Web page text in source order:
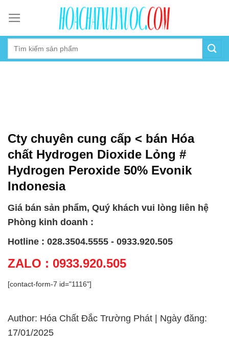
content
Cty chuyên cung cấp < bán Hóa
chất Hydrogen Dioxide Lỏng #
Hydrogen Peroxide 50% Evonik
Indonesia
Giá bán sản phẩm, Quý khách vui lòng liên hệ
Phòng kinh doanh :
Hotline : 028.3504.5555 - 0933.920.505
ZALO : 0933.920.505
[contact-form-7 id="1116"]
Author: Hóa Chất Đắc Trường Phát | Ngày đăng:
17/01/2025